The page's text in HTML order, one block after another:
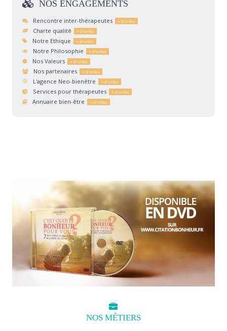
NOS ENGAGEMENTS
Rencontre inter-thérapeutes
Charte qualité
Notre Ethique
Notre Philosophie
Nos Valeurs
Nos partenaires
L'agence Neo-bienêtre
Services pour thérapeutes
Annuaire bien-être
NOS MÉTIERS